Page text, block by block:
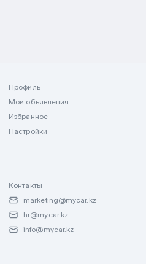
Профиль
Мои объявления
Избранное
Настройки
Контакты
marketing@mycar.kz
hr@mycar.kz
info@mycar.kz